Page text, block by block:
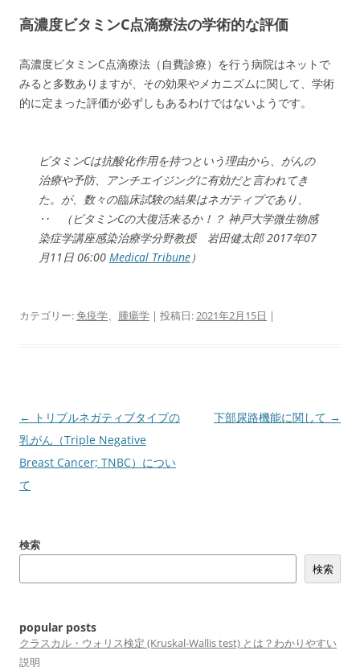
高濃度ビタミンC点滴療法の学術的な評価
高濃度ビタミンC点滴療法（自費診療）を行う病院はネットで
みると多数ありますが、その効果やメカニズムに関して、学術
的に定まった評価が必ずしもあるわけではないようです。
ビタミンCは抗酸化作用を持つという理由から、がんの
治療や予防、アンチエイジングに有効だと言われてき
た。が、数々の臨床試験の結果はネガティブであり、
‥ （ビタミンCの大復活来るか！？ 神戸大学微生物感
染症学講座感染治療学分野教授 岩田健太郎 2017年07
月11日 06:00 Medical Tribune）
カテゴリー:免疫学、 腫瘍学 | 投稿日:2021年2月15日 |
投
稿
ナ
ビ
シ
← トリプルネガティブタイプの
乳がん（Triple Negative
Breast Cancer; TNBC）につい
て
下部尿路機能に関して →
検索
検索
popular posts
クラスカル・ウォリス検定 (Kruskal-Wallis test) とは？わかりやすい
説明